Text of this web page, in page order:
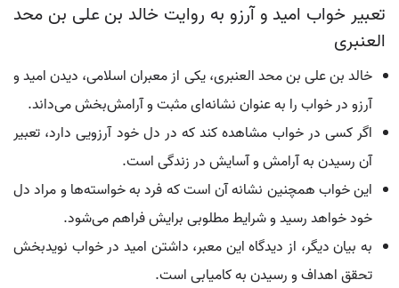
تعبیر خواب امید و آرزو به روایت خالد بن علی بن محد
العنبری
خالد بن علی بن محد العنبری، یکی از معبران اسلامی، دیدن امید و
آرزو در خواب را به عنوان نشانه‌ای مثبت و آرامش‌بخش می‌داند.
اگر کسی در خواب مشاهده کند که در دل خود آرزویی دارد، تعبیر
آن رسیدن به آرامش و آسایش در زندگی است.
این خواب همچنین نشانه آن است که فرد به خواسته‌ها و مراد دل
خود خواهد رسید و شرایط مطلوبی برایش فراهم می‌شود.
به بیان دیگر، از دیدگاه این معبر، داشتن امید در خواب نویدبخش
تحقق اهداف و رسیدن به کامیابی است.